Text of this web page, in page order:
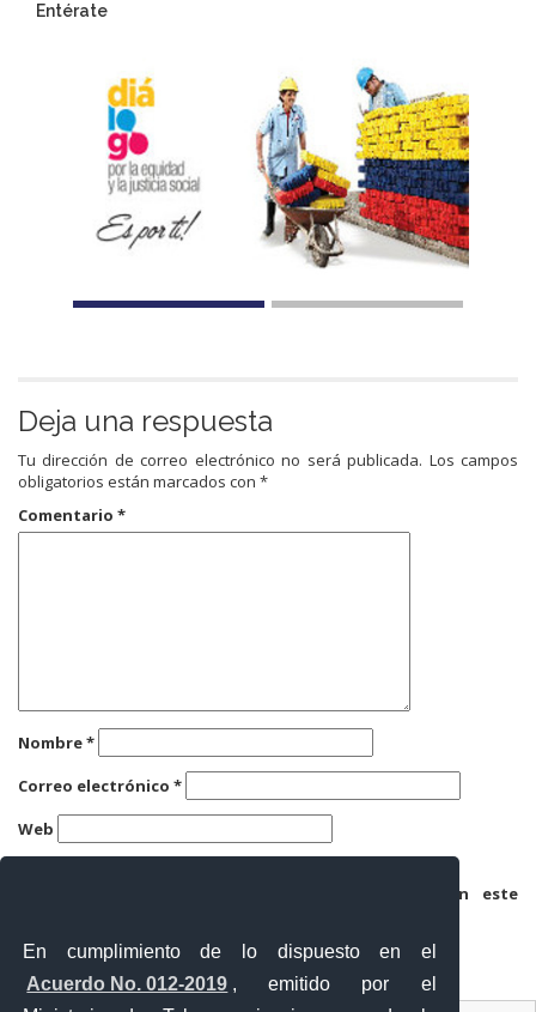
En cumplimiento de lo dispuesto en el
Acuerdo No. 012-2019 , emitido por el
Entérate
Deja una respuesta
Tu dirección de correo electrónico no será publicada. Los campos
obligatorios están marcados con *
Comentario *
Nombre*
Correo electrónico *
Web
Guarda mi nombre, correo electrónico y web en este